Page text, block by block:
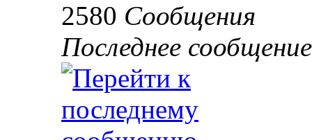
2580 Сообщения
Последнее сообщение